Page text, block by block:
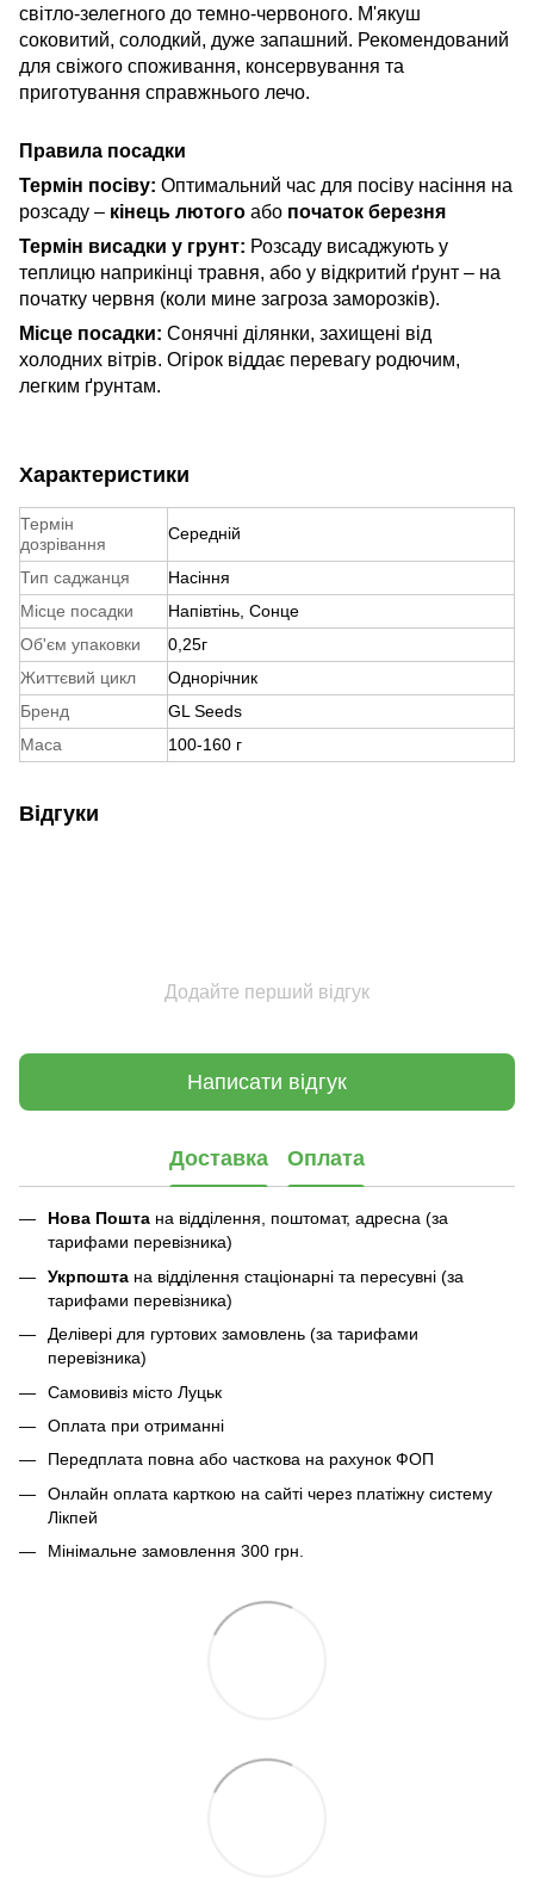
світло-зелегного до темно-червоного. М'якуш
соковитий, солодкий, дуже запашний. Рекомендований
для свіжого споживання, консервування та
приготування справжнього лечо.
Правила посадки
Термін посіву: Оптимальний час для посіву насіння на
розсаду – кінець лютого або початок березня
Термін висадки у грунт: Розсаду висаджують у
теплицю наприкінці травня, або у відкритий ґрунт – на
початку червня (коли мине загроза заморозків).
Місце посадки: Сонячні ділянки, захищені від
холодних вітрів. Огірок віддає перевагу родючим,
легким ґрунтам.
Характеристики
Термін
дозрівання
Середній
Тип саджанця
Насіння
Місце посадки
Напівтінь, Сонце
Об'єм упаковки
0,25г
Життєвий цикл
Однорічник
Бренд
GL Seeds
Маса
100-160 г
Відгуки
Додайте перший відгук
Написати відгук
Доставка Оплата
Нова Пошта на відділення, поштомат, адресна (за
тарифами перевізника)
Укрпошта на відділення стаціонарні та пересувні (за
тарифами перевізника)
Делівері для гуртових замовлень (за тарифами
перевізника)
Самовивіз місто Луцьк
Оплата при отриманні
Передплата повна або часткова на рахунок ФОП
Онлайн оплата карткою на сайті через платіжну систему
Лікпей
Мінімальне замовлення 300 грн.